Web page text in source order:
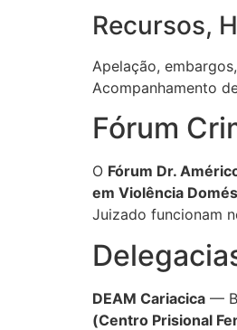
Recursos,
Apelação,
Acompanhamento
Fórum
O Fórum Dr.
em Violência
Juizado funcionam
DEAM Cariacica —
(Centro Prisional